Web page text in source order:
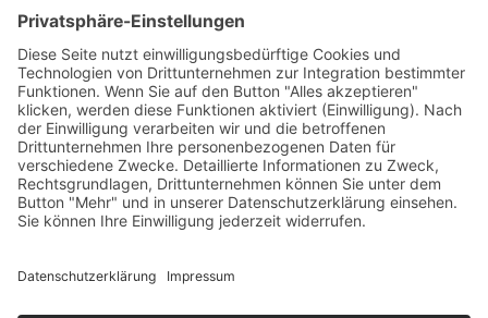
Einmal den weltberühmten Weihnachtsbaum am
Rockefeller Center sehen, über die Brooklyn Bridge
flanieren, bei Macy’s Geschenke kaufen, New York City
erleben und den Spirit der Metropole einsaugen. So